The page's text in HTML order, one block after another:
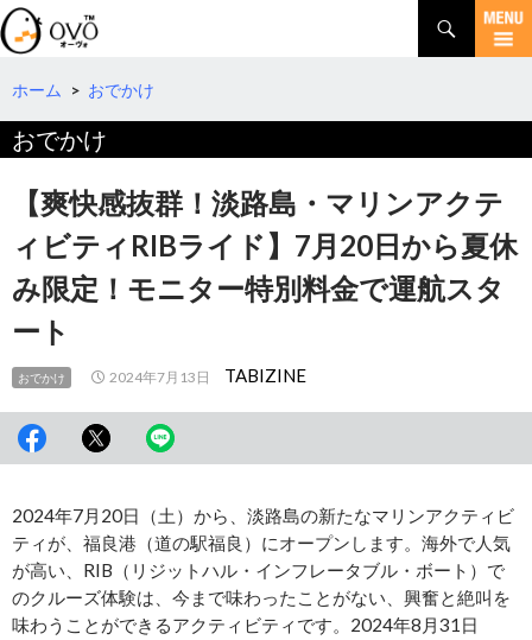
検
索
コ
テ
ツ
へ
ホーム > おでかけ
おでかけ
【爽快感抜群！淡路島・マリンアクテ
ィビティRIBライド】7月20日から夏休
み限定！モニター特別料金で運航スタ
ート
おでかけ 2024年7月13日 TABIZINE
2024年7月20日（土）から、淡路島の新たなマリンアクティビ
ティが、福良港（道の駅福良）にオープンします。海外で人気
が高い、RIB（リジットハル・インフレータブル・ボート）で
のクルーズ体験は、今まで味わったことがない、興奮と絶叫を
味わうことができるアクティビティです。2024年8月31日